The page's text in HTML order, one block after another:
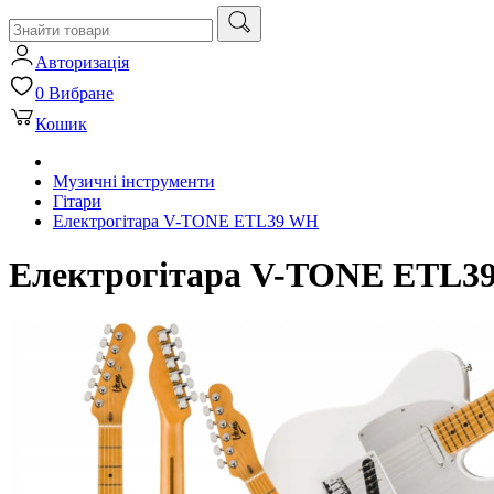
Авторизація
0 Вибране
Кошик
Музичні інструменти
Гітари
Електрогітара V-TONE ETL39 WH
Електрогітара V-TONE